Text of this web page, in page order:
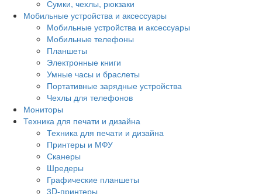
Сумки, чехлы, рюкзаки
Мобильные устройства и аксессуары
Мобильные устройства и аксессуары
Мобильные телефоны
Планшеты
Электронные книги
Умные часы и браслеты
Портативные зарядные устройства
Чехлы для телефонов
Мониторы
Техника для печати и дизайна
Техника для печати и дизайна
Принтеры и МФУ
Сканеры
Шредеры
Графические планшеты
3D-принтеры